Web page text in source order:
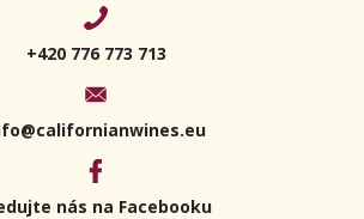
+420 776 773 713
nás na Facebooku